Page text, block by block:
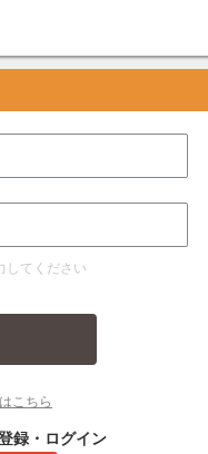
してください
こちら
録・ログイン